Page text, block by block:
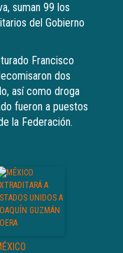
suman 99 los
del Gobierno
Francisco
dos
así como droga
fueron a puestos
la Federación.